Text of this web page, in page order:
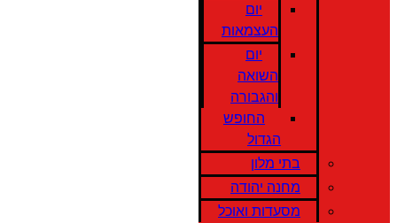
יום
העצמאות
יום
השואה
והגבורה
החופש
הגדול
בתי מלון
מחנה יהודה
מסעדות ואוכל